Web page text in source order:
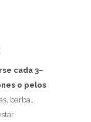
cada 3–
o pelos
barba…